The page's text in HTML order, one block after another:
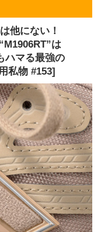
他にない！
は
ハマる最強の
私物 #153]